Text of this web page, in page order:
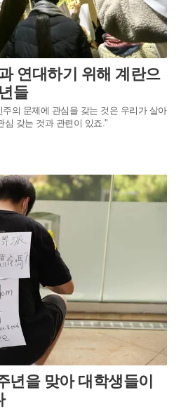
연대하기 위해 계란으
들
의 문제에 관심을 갖는 것은 우리가 살아
심 갖는 것과 관련이 있죠."
년을 맞아 대학생들이